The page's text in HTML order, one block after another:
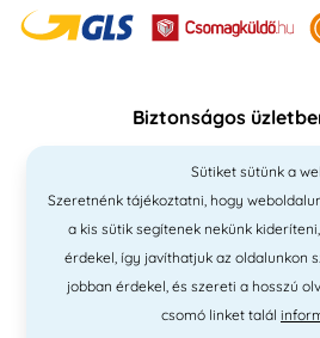
Biztonságos
Sütiket sütünk a
Szeretnénk tájékoztatni, hogy
a kis sütik segítenek nekünk
érdekel, így javíthatjuk az oldalunkon
jobban érdekel, és szereti a hosszú
csomó linket talál